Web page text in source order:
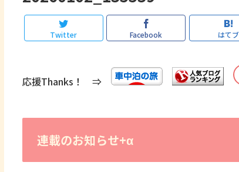
Twitter Facebook はてブ
応援Thanks！ ⇒
連載のお知らせ+α